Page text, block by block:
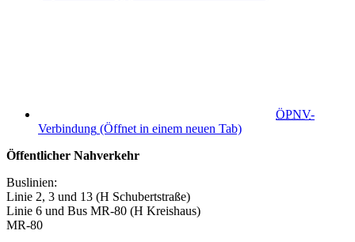
ÖPNV-
Verbindung (Öffnet in einem neuen Tab)
Öffentlicher Nahverkehr
Buslinien:
Linie 2, 3 und 13 (H Schubertstraße)
Linie 6 und Bus MR-80 (H Kreishaus)
MR-80